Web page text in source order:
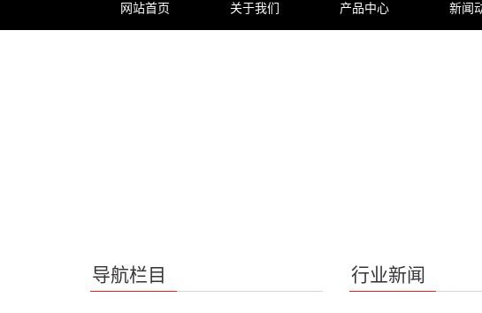
网站首页 关于我们 产品中心 新闻
行业新闻
导航栏目